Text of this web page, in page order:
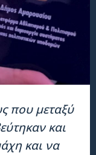
που μεταξύ
και
και να